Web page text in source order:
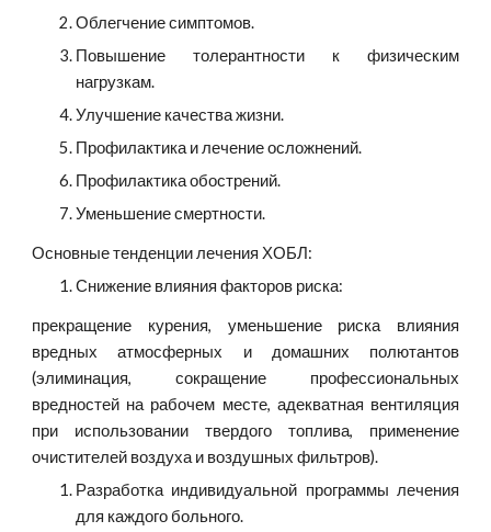
Облегчение симптомов.
Повышение толерантности к физическим
нагрузкам.
Улучшение качества жизни.
Профилактика и лечение осложнений.
Профилактика обострений.
Уменьшение смертности.
Основные тенденции лечения ХОБЛ:
Снижение влияния факторов риска:
прекращение курения, уменьшение риска влияния
вредных атмосферных и домашних полютантов
(элиминация, сокращение профессиональных
вредностей на рабочем месте, адекватная вентиляция
при использовании твердого топлива, применение
очистителей воздуха и воздушных фильтров).
Разработка индивидуальной программы лечения
для каждого больного.